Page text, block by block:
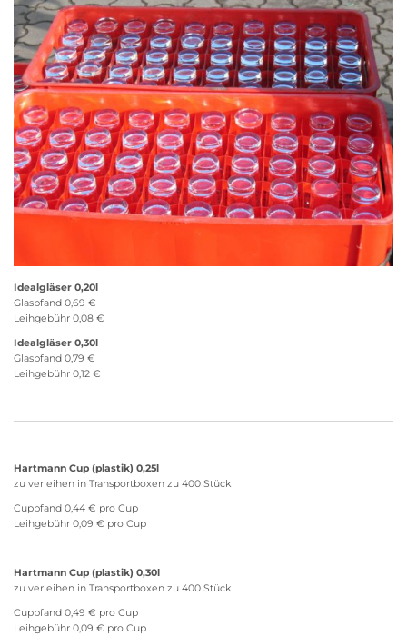
Idealgläser 0,20l
Glaspfand 0,69 €
Leihgebühr 0,08 €
Idealgläser 0,30l
Glaspfand 0,79 €
Leihgebühr 0,12 €
Hartmann Cup (plastik) 0,25l
zu verleihen in Transportboxen zu 400 Stück
Cuppfand 0,44 € pro Cup
Leihgebühr 0,09 € pro Cup
Hartmann Cup (plastik) 0,30l
zu verleihen in Transportboxen zu 400 Stück
Cuppfand 0,49 € pro Cup
Leihgebühr 0,09 € pro Cup